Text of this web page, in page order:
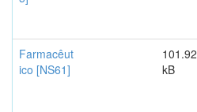
Farmacêut
ico [NS61]
101.92
kB